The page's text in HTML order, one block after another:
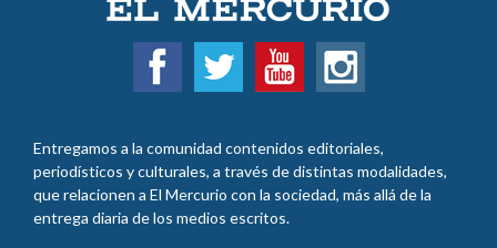
Entregamos a la comunidad contenidos editoriales,
periodísticos y culturales, a través de distintas modalidades,
que relacionen a El Mercurio con la sociedad, más allá de la
entrega diaria de los medios escritos.